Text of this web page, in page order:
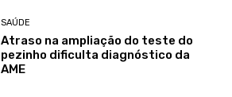
SAÚDE
Atraso na ampliação do teste do
pezinho dificulta diagnóstico da
AME